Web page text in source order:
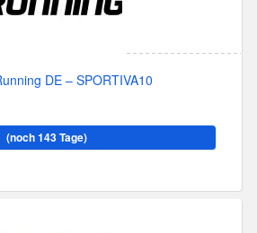
DE – SPORTIVA10
(noch 143 Tage)